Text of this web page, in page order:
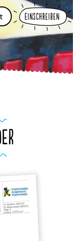
Einschreiben